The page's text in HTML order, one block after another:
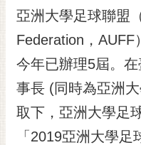
桐
花
祭
網
站
亞洲大學足球聯盟
Federation，AUFF
今年已辦理5屆。
事長 (同時為亞洲
取下，亞洲大學足
「2019亞洲大學